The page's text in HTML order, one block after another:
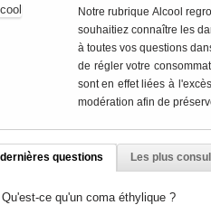
Notre rubrique Alcool
souhaitiez connaître les
à toutes vos questions
de régler votre
sont en effet liées à
modération afin de
questions Les plus
Qu'est-ce qu'un coma éthylique ?